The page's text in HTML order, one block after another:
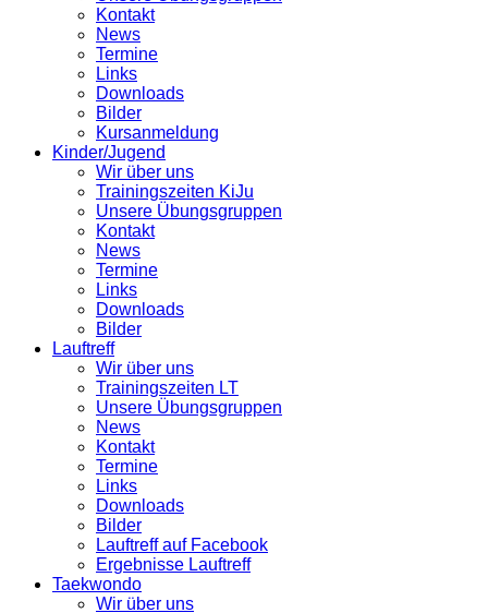
Kontakt
News
Termine
Links
Downloads
Bilder
Kursanmeldung
Kinder/Jugend
Wir über uns
Trainingszeiten KiJu
Unsere Übungsgruppen
Kontakt
News
Termine
Links
Downloads
Bilder
Lauftreff
Wir über uns
Trainingszeiten LT
Unsere Übungsgruppen
News
Kontakt
Termine
Links
Downloads
Bilder
Lauftreff auf Facebook
Ergebnisse Lauftreff
Taekwondo
Wir über uns